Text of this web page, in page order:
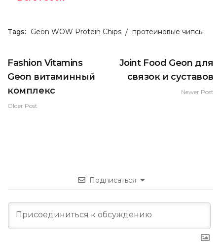
Tags: Geon WOW Protein Chips протеиновые чипсы
Fashion Vitamins
Geon витаминный
комплекс
Older Post
Joint Food Geon для
связок и суставов
Newer Post
Подписаться